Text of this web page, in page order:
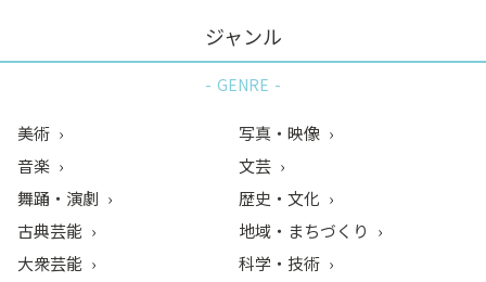
ジャンル
GENRE
美術
音楽
舞踊・演劇
古典芸能
大衆芸能
写真・映像
文芸
歴史・文化
地域・まちづくり
科学・技術